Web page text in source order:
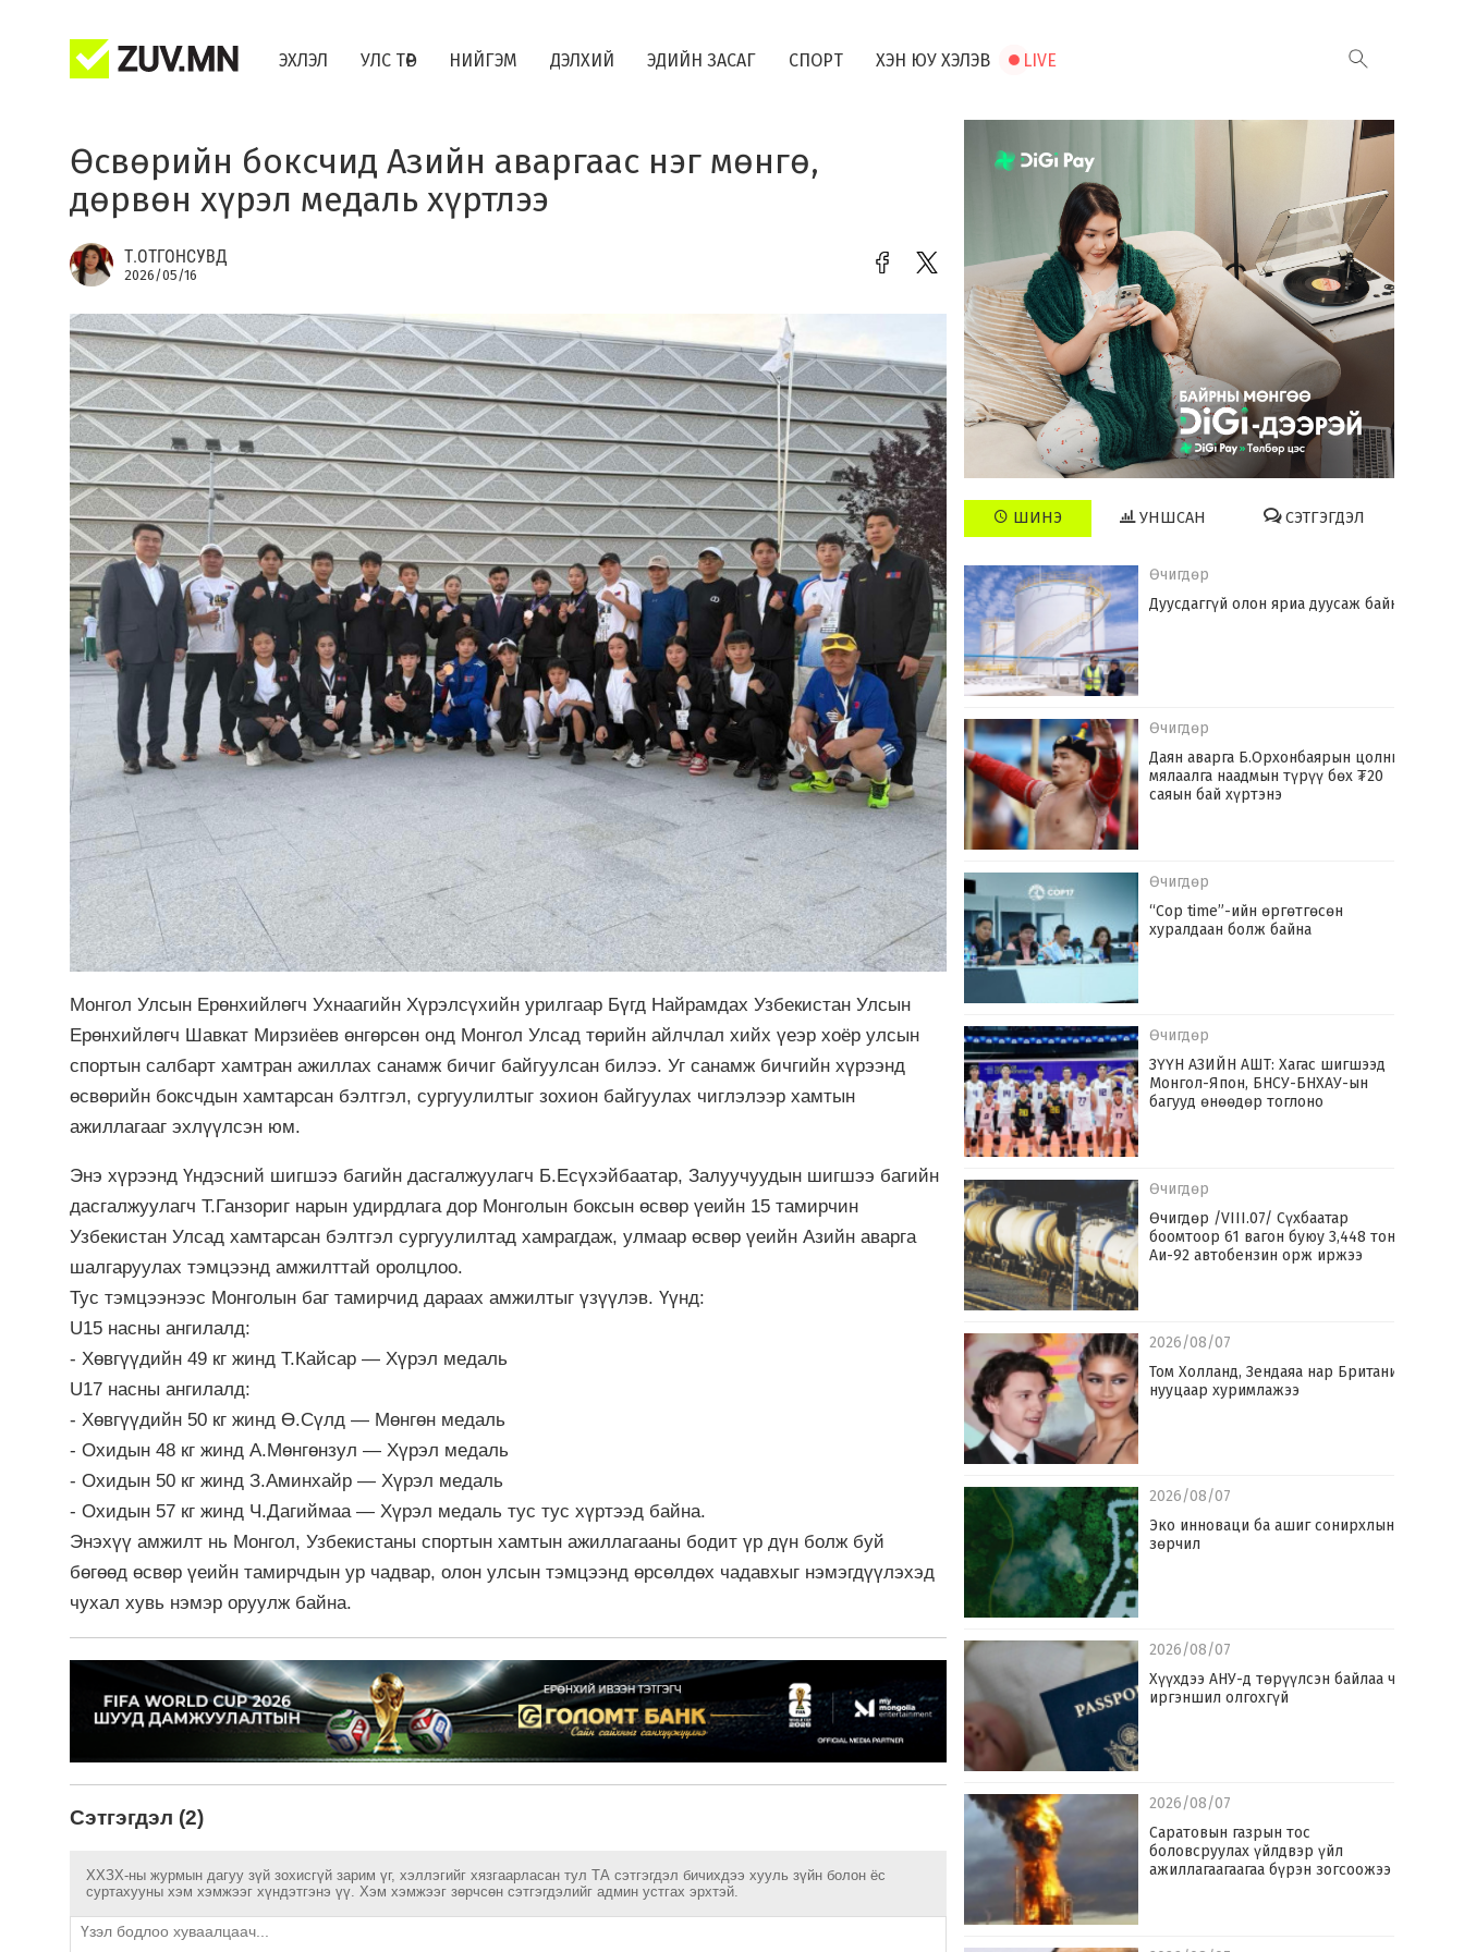
ЭХЛЭЛ УЛС ТӨР НИЙГЭМ ДЭЛХИЙ ЭДИЙН ЗАСАГ СПОРТ ХЭН ЮУ ХЭЛЭВ LIVE
Өсвөрийн боксчид Азийн аваргаас нэг мөнгө,
дөрвөн хүрэл медаль хүртлээ
Т.ОТГОНСУВД
2026/05/16
Монгол Улсын Ерөнхийлөгч Ухнаагийн Хүрэлсүхийн урилгаар Бүгд Найрамдах Узбекистан Улсын
Ерөнхийлөгч Шавкат Мирзиёев өнгөрсөн онд Монгол Улсад төрийн айлчлал хийх үеэр хоёр улсын
спортын салбарт хамтран ажиллах санамж бичиг байгуулсан билээ. Уг санамж бичгийн хүрээнд
өсвөрийн боксчдын хамтарсан бэлтгэл, сургуулилтыг зохион байгуулах чиглэлээр хамтын
ажиллагааг эхлүүлсэн юм.
Энэ хүрээнд Үндэсний шигшээ багийн дасгалжуулагч Б.Есүхэйбаатар, Залуучуудын шигшээ багийн
дасгалжуулагч Т.Ганзориг нарын удирдлага дор Монголын боксын өсвөр үеийн 15 тамирчин
Узбекистан Улсад хамтарсан бэлтгэл сургуулилтад хамрагдаж, улмаар өсвөр үеийн Азийн аварга
шалгаруулах тэмцээнд амжилттай оролцлоо.
Тус тэмцээнээс Монголын баг тамирчид дараах амжилтыг үзүүлэв. Үүнд:
U15 насны ангилалд:
- Хөвгүүдийн 49 кг жинд Т.Кайсар — Хүрэл медаль
U17 насны ангилалд:
- Хөвгүүдийн 50 кг жинд Ө.Сүлд — Мөнгөн медаль
- Охидын 48 кг жинд А.Мөнгөнзул — Хүрэл медаль
- Охидын 50 кг жинд З.Аминхайр — Хүрэл медаль
- Охидын 57 кг жинд Ч.Дагиймаа — Хүрэл медаль тус тус хүртээд байна.
Энэхүү амжилт нь Монгол, Узбекистаны спортын хамтын ажиллагааны бодит үр дүн болж буй
бөгөөд өсвөр үеийн тамирчдын ур чадвар, олон улсын тэмцээнд өрсөлдөх чадавхыг нэмэгдүүлэхэд
чухал хувь нэмэр оруулж байна.
Сэтгэгдэл (2)
ХХЗХ-ны журмын дагуу зүй зохисгүй зарим үг, хэллэгийг хязгаарласан тул ТА сэтгэгдэл бичихдээ хууль зүйн болон ёс
суртахууны хэм хэмжээг хүндэтгэнэ үү. Хэм хэмжээг зөрчсөн сэтгэгдэлийг админ устгах эрхтэй.
ШИНЭ УНШСАН СЭТГЭГДЭЛ
Өчигдөр
Дуусдаггүй олон яриа дуусаж байна
Өчигдөр
Даян аварга Б.Орхонбаярын цолны
мялаалга наадмын түрүү бөх ₮20
саяын бай хүртэнэ
Өчигдөр
“Cop time”-ийн өргөтгөсөн
хуралдаан болж байна
Өчигдөр
ЗҮҮН АЗИЙН АШТ: Хагас шигшээд
Монгол-Япон, БНСУ-БНХАУ-ын
багууд өнөөдөр тоглоно
Өчигдөр
Өчигдөр /VIII.07/ Сүхбаатар
боомтоор 61 вагон буюу 3,448 тонн
Аи-92 автобензин орж иржээ
2026/08/07
Том Холланд, Зендаяа нар Британид
нууцаар хуримлажээ
2026/08/07
Эко инноваци ба ашиг сонирхлын
зөрчил
2026/08/07
Хүүхдээ АНУ-д төрүүлсэн байлаа ч
иргэншил олгохгүй
2026/08/07
Саратовын газрын тос
боловсруулах үйлдвэр үйл
ажиллагаагаагаа бүрэн зогсоожээ